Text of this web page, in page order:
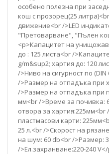
особено полезна при
кош с прозорец(25
движение<br />LED
"Претоварване", "Пълен
<p>Капацитет на
до : 125 листa<br /
g/m&sup2; хартия до: 120
/>Ниво на сигурност по (DIN
/>Размер на отпадъка при
/>Размер на отпадъка при
мм<br />Време за почивка:
отвора за
пластмасови карти:
25 л.<br />Скорост на
на шум: 60 db<br />Размер:
/>Ел.захранване:220-240